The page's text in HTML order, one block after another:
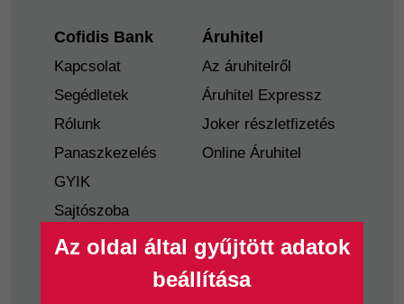
Az oldal által gyűjtött adatok
beállítása
Footer
Cofidis Bank
Kapcsolat
Segédletek
Rólunk
Panaszkezelés
GYIK
Sajtószoba
Nyilvánosságra
Visszaélés-bejelentés
Áruhitel
Az áruhitelről
Áruhitel Expressz
Joker részletfizetés
Online Áruhitel